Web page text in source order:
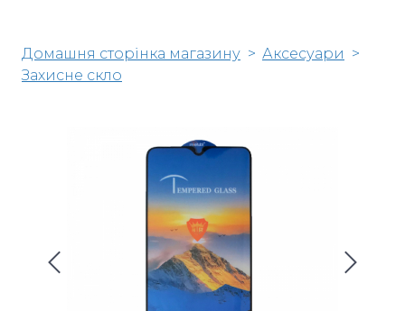
Домашня сторінка магазину
Аксесуари
Захисне скло